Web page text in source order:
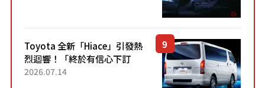
「三...
Toyota 全新「Hiace」引發熱
烈迴響！「終於有信心下訂
了！」「哪個等級交車最
2026.07.14